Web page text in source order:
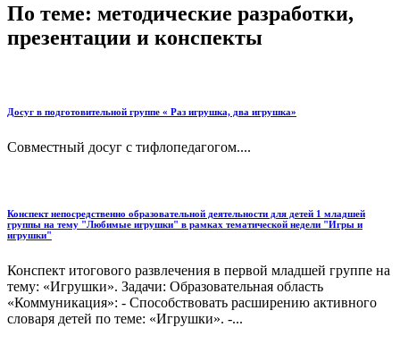
По теме: методические разработки,
презентации и конспекты
Досуг в подготовительной группе « Раз игрушка, два игрушка»
Совместный досуг с тифлопедагогом....
Конспект непосредственно образовательной деятельности для детей 1 младшей
группы на тему "Любимые игрушки" в рамках тематической недели "Игры и
игрушки"
Конспект итогового развлечения в первой младшей группе на
тему: «Игрушки». Задачи: Образовательная область
«Коммуникация»: - Способствовать расширению активного
словаря детей по теме: «Игрушки». -...